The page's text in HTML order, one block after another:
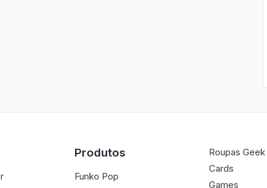
Produtos
Funko Pop
Roupas Geek
Cards
Games